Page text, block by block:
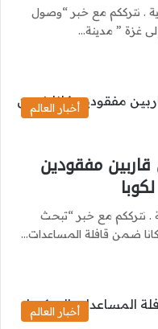
السعودية . نترككم مع خبر “وصول
غزة ” مدينة…
أخبار العالم
مفقودين
العالمية . نترككم مع خبر “تبحث
ضمن قافلة المساعدات…
أخبار العالم